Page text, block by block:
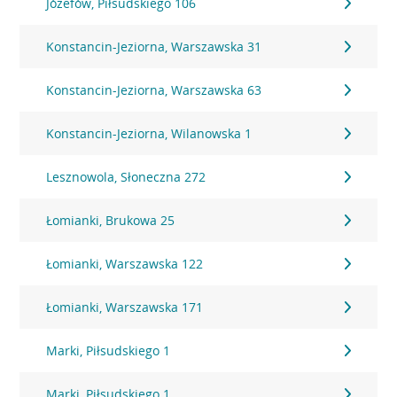
Konstancin-Jeziorna, Warszawska 31
Konstancin-Jeziorna, Warszawska 63
Konstancin-Jeziorna, Wilanowska 1
Lesznowola, Słoneczna 272
Łomianki, Brukowa 25
Łomianki, Warszawska 122
Łomianki, Warszawska 171
Marki, Piłsudskiego 1